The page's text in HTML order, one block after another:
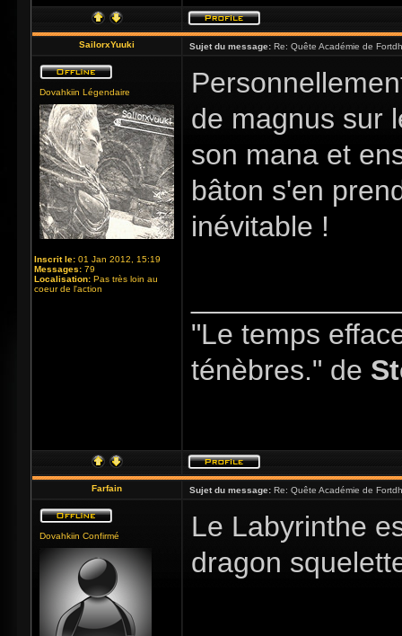
SailorxYuuki Sujet du message: Re: Quête Académie de
Dovahkiin Légendaire
Inscrit le: 01 Jan 2012, 15:19
Messages: 79
Localisation: Pas très loin au
coeur de l'action
de magnus sur
son mana et
bâton s'en
inévitable !
"Le temps
ténèbres." de
Farfain Sujet du message: Re: Quête Académie de
Dovahkiin Confirmé
Le Labyrinthe
dragon